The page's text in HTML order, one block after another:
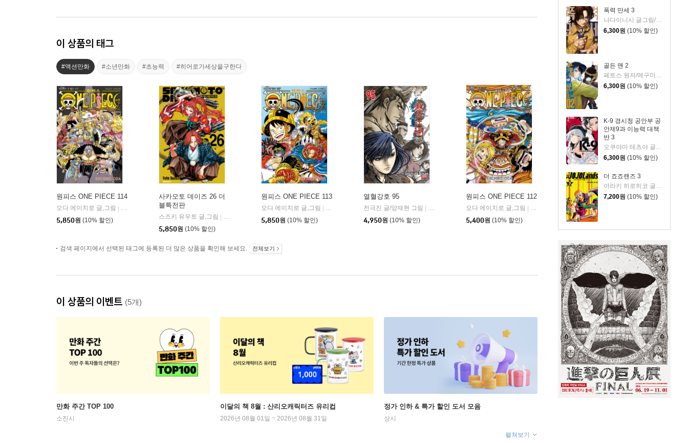
폭력 만세 3
나다이니시 글그림/카와모토 호무라 원저
6,300원 (10% 할인)
골든 맨 2
페토스 원저/메구미 코우지 글그림
6,300원 (10% 할인)
K-9 경시청 공안부 공
안제9과 이능력 대책
반 3
오쿠야마 테츠야 글그림
6,300원 (10% 할인)
더 죠죠랜즈 3
7,200원 (10% 할인)
이 상품의 태그
#액션만화 #소년만화 #초능력 #히어로가세상을구한다
원피스 ONE PIECE 114
오다 에이치로 글,그림
대원
5,850원 (10% 할인)
사카모토 데이즈 26 더
블특전판
스즈키 유우토 글,그림
대원
5,850원 (10% 할인)
원피스 ONE PIECE 113
오다 에이치로 글,그림
대원
5,850원 (10% 할인)
열혈강호 95
전극진 글/양재현 그림
대원
4,950원 (10% 할인)
원피스 ONE PIECE 112
오다 에이치로 글,그림
대원
5,400원 (10% 할인)
검색 페이지에서 선택된 태그에 등록된 더 많은 상품을 확인해 보세요. 전체보기
이 상품의 이벤트 (5개)
만화 주간 TOP 100
소진시
이달의 책 8월 : 산리오캐릭터즈 유리컵
2026년 08월 01일 ~ 2026년 08월 31일
정가 인하 & 특가 할인 도서 모음
상시
펼쳐보기